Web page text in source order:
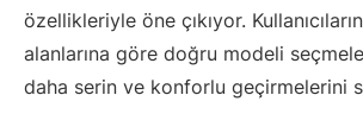
özellikleriyle öne çıkıyor.
alanlarına göre doğru modeli
daha serin ve konforlu geçirmelerini